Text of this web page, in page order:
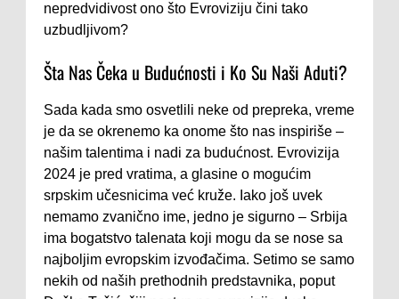
nepredvidivost ono što Evroviziju čini tako
uzbudljivom?
Šta Nas Čeka u Budućnosti i Ko Su Naši Aduti?
Sada kada smo osvetlili neke od prepreka, vreme
je da se okrenemo ka onome što nas inspiriše –
našim talentima i nadi za budućnost. Evrovizija
2024 je pred vratima, a glasine o mogućim
srpskim učesnicima već kruže. Iako još uvek
nemamo zvanično ime, jedno je sigurno – Srbija
ima bogatstvo talenata koji mogu da se nose sa
najboljim evropskim izvođačima. Setimo se samo
nekih od naših prethodnih predstavnika, poput